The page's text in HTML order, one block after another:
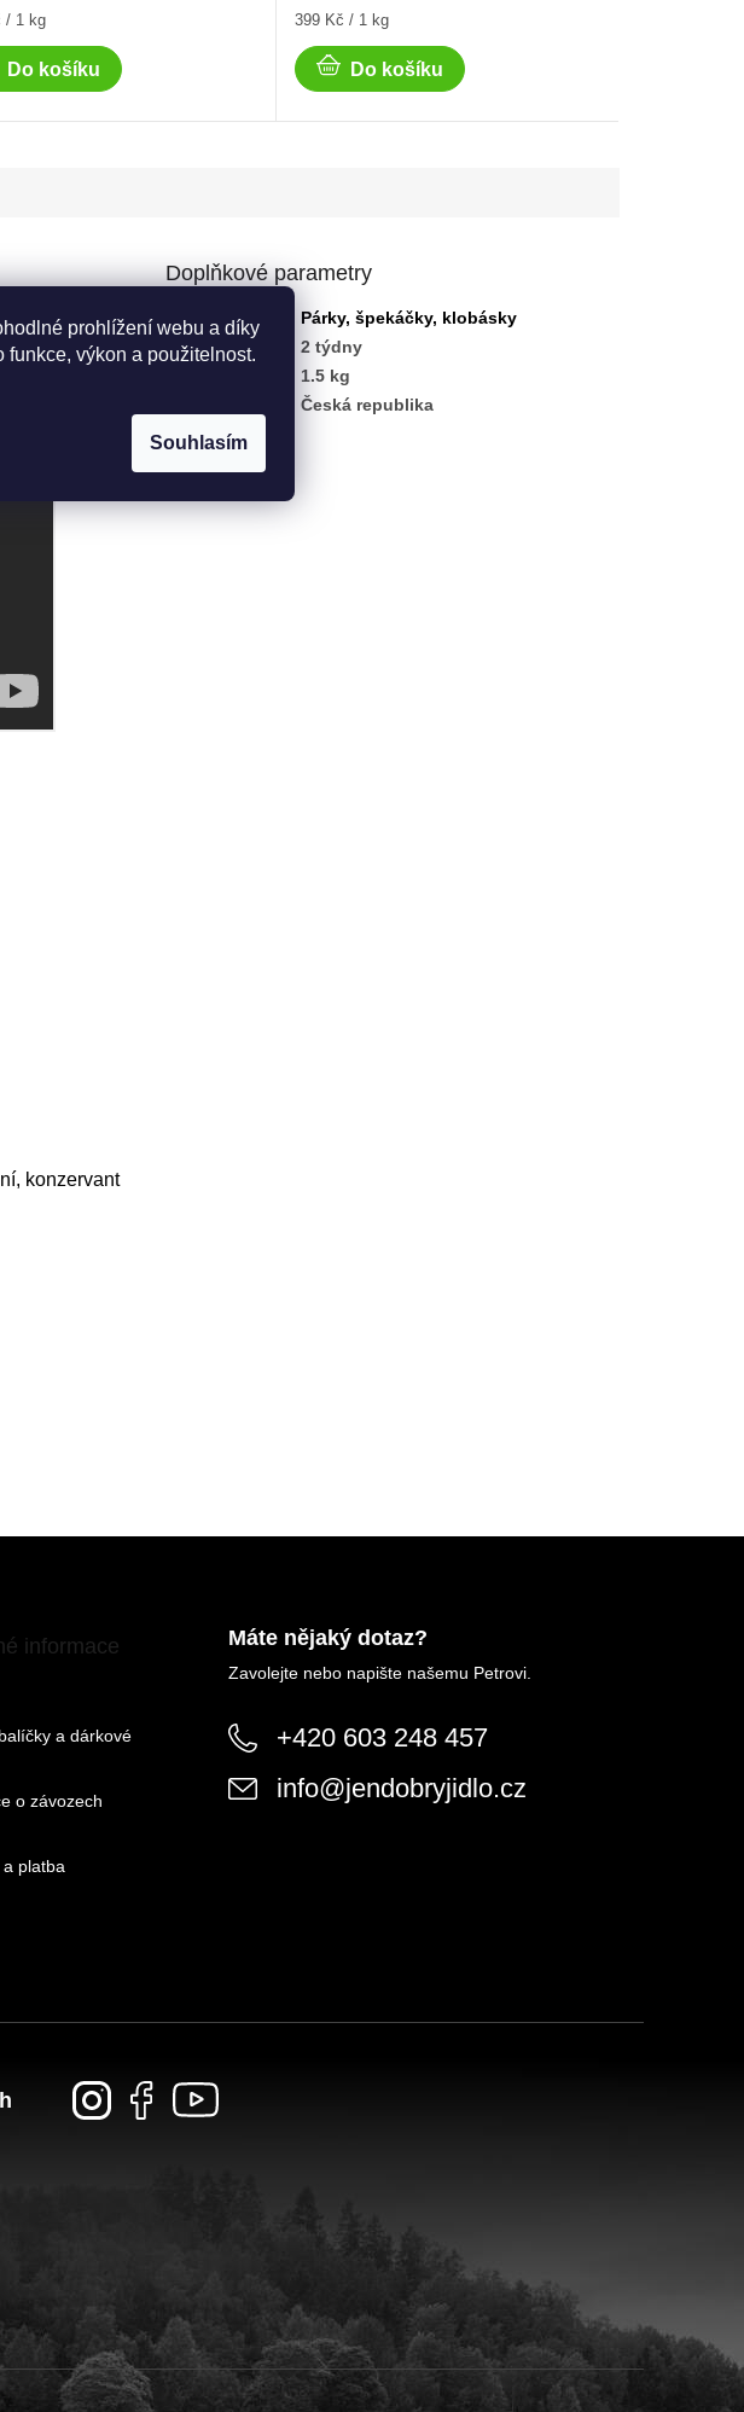
prohlížení webu a díky
výkon a použitelnost.
Souhlasím
/ 1 kg
Do košíku
Měrná
399 Kč / 1 kg
Do košíku
konzervant
Doplňkové parametry
Kategorie:
Párky, špekáčky, klobásky
Záruka:
2 týdny
1.5 kg
Česká republika
informace
a dárkové
o závozech
platba
Máte nějaký dotaz?
Zavolejte nebo napište našemu Petrovi.
+420 603 248 457
info@jendobryjidlo.cz